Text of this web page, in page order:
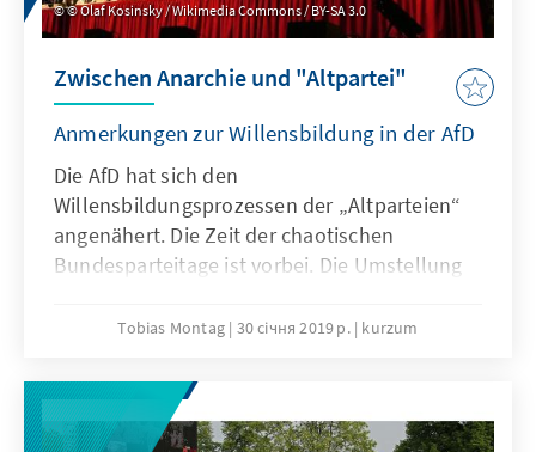
© Olaf Kosinsky / Wikimedia Commons / BY-SA 3.0
Zwischen Anarchie und "Altpartei"
Anmerkungen zur Willensbildung in der AfD
Die AfD hat sich den
Willensbildungsprozessen der „Altparteien“
angenähert. Die Zeit der chaotischen
Bundesparteitage ist vorbei. Die Umstellung
spürbaren Professionalisierung der AfD und
Tobias Montag 30 січня 2019 р. kurzum